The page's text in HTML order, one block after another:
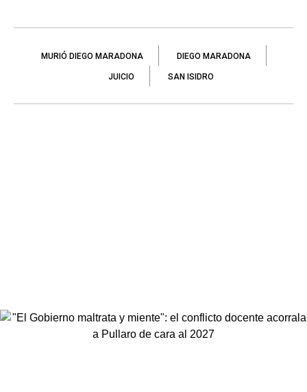
MURIÓ DIEGO MARADONA DIEGO MARADONA
JUICIO SAN ISIDRO